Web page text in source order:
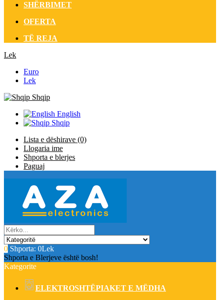
SHËRBIMET
OFERTA
TË REJA
Lek
Euro
Lek
Shqip
English
Shqip
Lista e dëshirave (0)
Llogaria ime
Shporta e blerjes
Paguaj
0 Shporta: 0Lek
Shporta e Blerjeve është bosh!
Kategorite
ELEKTROSHTËPIAKET E MËDHA